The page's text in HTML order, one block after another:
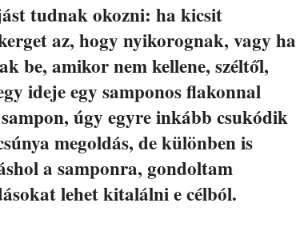
tudnak okozni: ha kicsit
az, hogy nyikorognak, vagy ha
be, amikor nem kellene, széltől,
ideje egy samponos flakonnal
úgy egyre inkább csukódik
megoldás, de különben is
a samponra, gondoltam
lehet kitalálni e célból.